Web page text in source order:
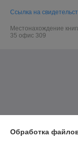
Ссылка на
Местонахождение
35 офис 309
Обработка